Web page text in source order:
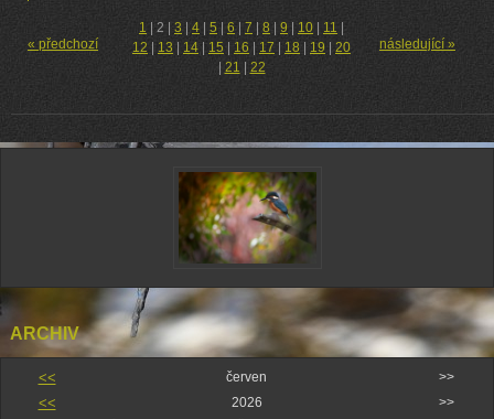
« předchozí
1 2 3 4 5 6 7 8 9 10 11
12
13 14 15 16 17 18 19
20
21 22
následující »
ARCHIV
<< červen >>
<< 2026
>>